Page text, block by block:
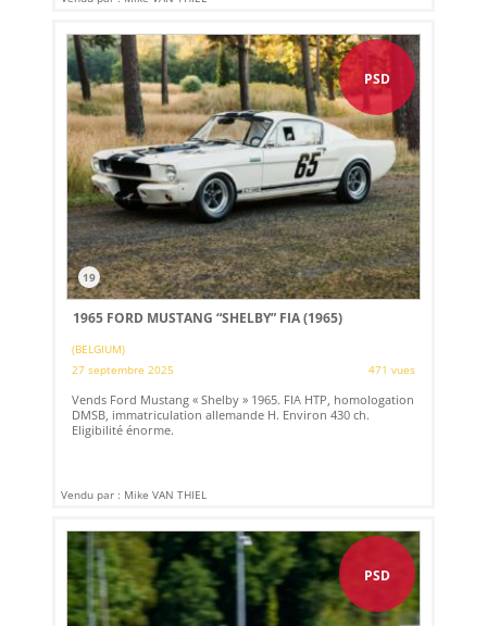
PSD
19
1965 FORD MUSTANG “SHELBY” FIA (1965)
(BELGIUM)
27 septembre 2025
471 vues
Vends Ford Mustang « Shelby » 1965. FIA HTP, homologation
DMSB, immatriculation allemande H. Environ 430 ch.
Eligibilité énorme.
Vendu par : Mike VAN THIEL
PSD